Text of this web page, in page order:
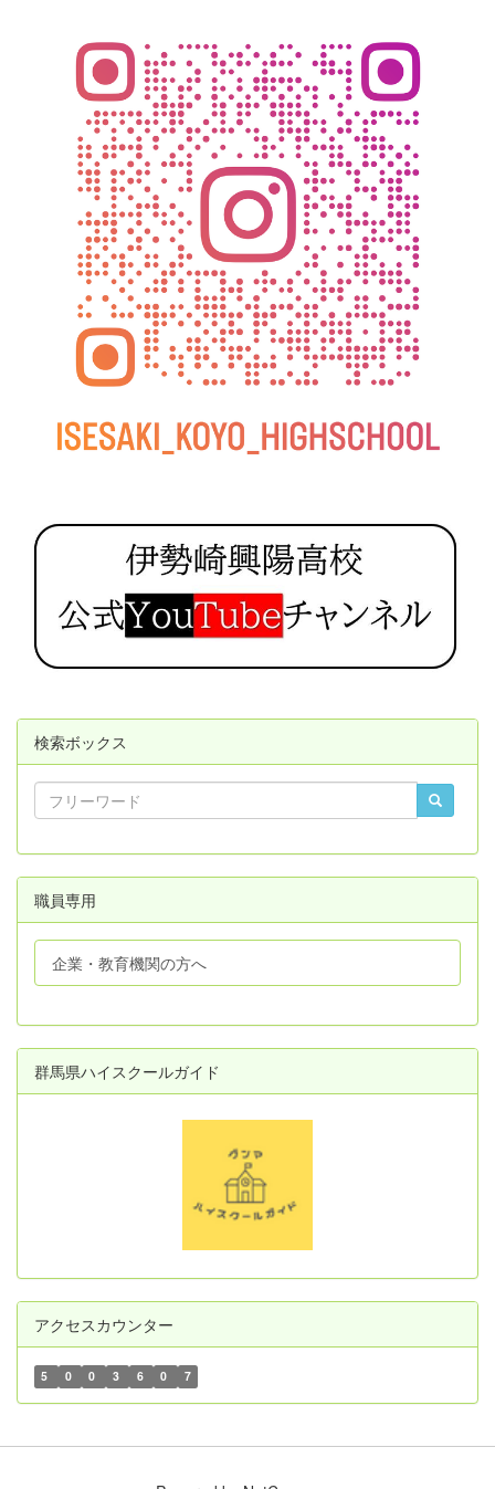
検索ボックス
職員専用
企業・教育機関の方へ
群馬県ハイスクールガイド
アクセスカウンター
5 0 0 3 6 0 7